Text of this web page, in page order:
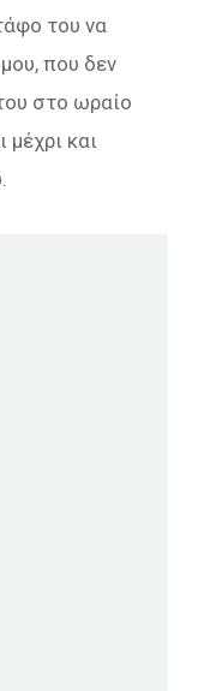
του να
που δεν
στο ωραίο
μέχρι και